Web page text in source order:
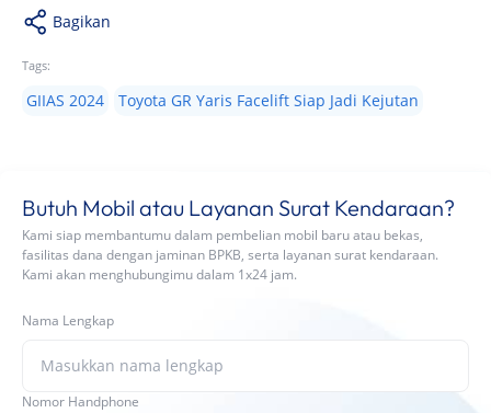
Bagikan
Tags:
GIIAS 2024 Toyota GR Yaris Facelift Siap Jadi Kejutan
Butuh Mobil atau Layanan Surat Kendaraan?
Kami siap membantumu dalam pembelian mobil baru atau bekas,
fasilitas dana dengan jaminan BPKB, serta layanan surat kendaraan.
Kami akan menghubungimu dalam 1x24 jam.
Nama Lengkap
Nomor Handphone